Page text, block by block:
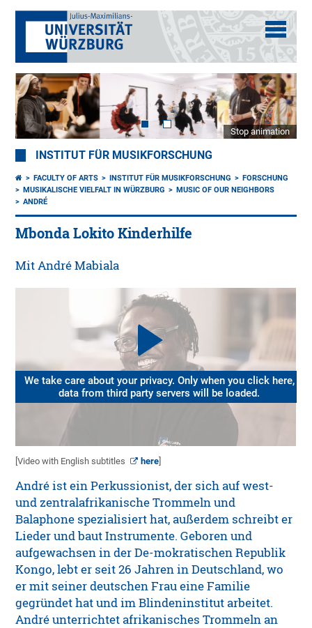
Stop animation
INSTITUT FÜR MUSIKFORSCHUNG
FACULTY OF ARTS INSTITUT FÜR MUSIKFORSCHUNG
FORSCHUNG
MUSIKALISCHE VIELFALT IN WÜRZBURG
MUSIC OF OUR NEIGHBORS
ANDRÉ
Mbonda Lokito Kinderhilfe
Mit André Mabiala
We take care about your privacy. Only when you click here,
data from third party servers will be loaded.
[Video with English subtitles here
André ist ein Perkussionist, der sich auf west-
und zentralafrikanische Trommeln und
Balaphone spezialisiert hat, außerdem schreibt er
Lieder und baut Instrumente. Geboren und
aufgewachsen in der De-mokratischen Republik
Kongo, lebt er seit 26 Jahren in Deutschland, wo
er mit seiner deutschen Frau eine Familie
gegründet hat und im Blindeninstitut arbeitet.
André unterrichtet afrikanisches Trommeln an